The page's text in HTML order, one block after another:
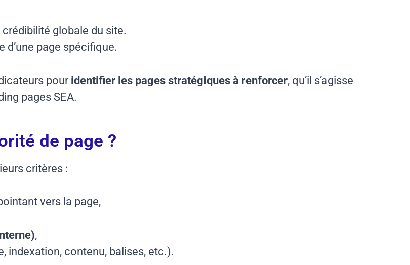
globale du site.
d’une page spécifique.
pour identifier les pages stratégiques à renforcer, qu’il s’agisse
pages SEA.
de page ?
critères :
vers la page,
,
indexation, contenu, balises, etc.).